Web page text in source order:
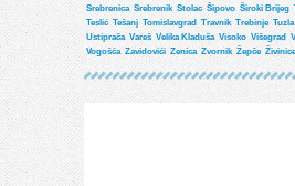
Srebrenica Srebrenik Stolac Šipovo Široki Brijeg
Teslić Tešanj Tomislavgrad Travnik Trebinje Tuzla
Ustiprača Vareš Velika Kladuša Visoko Višegrad
Vogošća Zavidovići Zenica Zvornik Žepče Živinice